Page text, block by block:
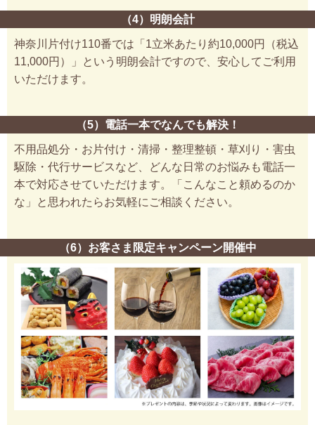
（4）明朗会計
神奈川片付け110番では「1立米あたり約10,000円（税込
11,000円）」という明朗会計ですので、安心してご利用
いただけます。
（5）電話一本でなんでも解決！
不用品処分・お片付け・清掃・整理整頓・草刈り・害虫
駆除・代行サービスなど、どんな日常のお悩みも電話一
本で対応させていただけます。「こんなこと頼めるのか
な」と思われたらお気軽にご相談ください。
（6）お客さま限定キャンペーン開催中